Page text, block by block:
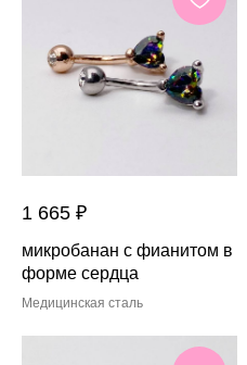
1 665 ₽
микробанан с фианитом в
форме сердца
Медицинская сталь